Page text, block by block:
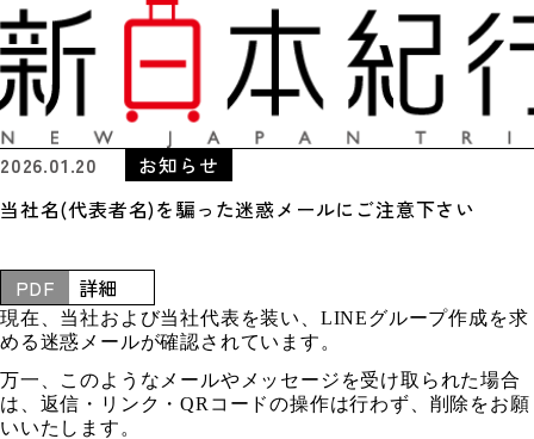
2026.01.20
お知らせ
当社名(代表者名)を騙った迷惑メールにご注意下さい
PDF 詳細
現在、当社および当社代表を装い、 LINEグループ作成を求
める迷惑メールが確認されています。
万一、このようなメールやメッセージを受け取られた場合
は、返信・リンク・QR コードの操作は行わず、削除をお願
いいたします。